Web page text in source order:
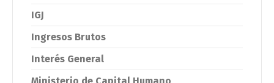
IGJ
Ingresos Brutos
Interés General